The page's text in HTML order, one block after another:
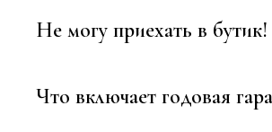
Не могу приехать в бутик!
Что включает годовая